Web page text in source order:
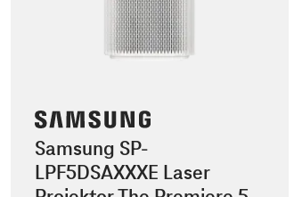
Samsung SP-
LPF5DSAXXXE Laser